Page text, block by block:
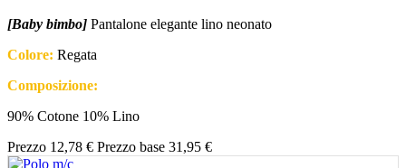
[Baby bimbo] Pantalone elegante lino neonato
Colore: Regata
Composizione:
90% Cotone 10% Lino
Prezzo 12,78 € Prezzo base 31,95 €